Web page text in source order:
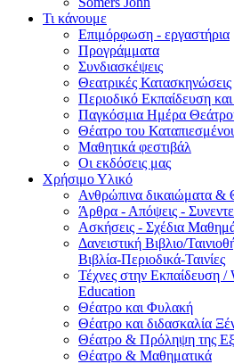
Τι κάνουμε
Επιμόρφωση - εργαστήρια
Προγράμματα
Συνδιασκέψεις
Θεατρικές Κατασκηνώσεις
Περιοδικό Εκπαίδευση
Παγκόσμια Ημέρα
Θέατρο του
Μαθητικά φεστιβάλ
Οι εκδόσεις μας
Χρήσιμο Υλικό
Ανθρώπινα δικαιώματα
Άρθρα - Απόψεις -
Ασκήσεις - Σχέδια
Δανειστική Βιβλιο/
Βιβλία-Περιοδικά-Ταινίες
Τέχνες στην Εκπαίδευση
Education
Θέατρο και Φυλακή
Θέατρο και διδασκαλία
Θέατρο & Πρόληψη της
Θέατρο & Μαθηματικά